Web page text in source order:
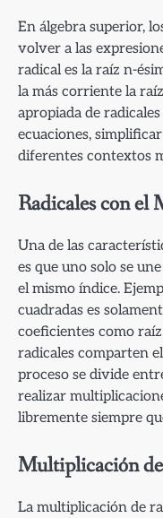
En álgebra superior,
volver a las
radical es la raíz n-
la más corriente la
apropiada de
ecuaciones,
diferentes contextos
Radicales con el
Una de las
es que uno solo se
el mismo índice.
cuadradas es
coeficientes como
radicales comparten
proceso se divide
realizar
libremente siempre
Multiplicación
La multiplicación de